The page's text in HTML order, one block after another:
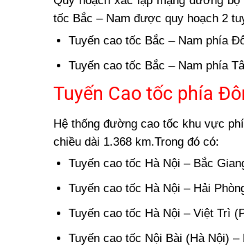
tốc Bắc – Nam được quy hoạch 2
Tuyến cao tốc Bắc – Nam phía
Tuyến cao tốc Bắc – Nam phía
Tuyến Cao tốc phía
Hệ thống đường cao tốc khu vực
chiều dài 1.368 km.Trong đó có:
Tuyến cao tốc Hà Nội – Bắc
Tuyến cao tốc Hà Nội – Hải
Tuyến cao tốc Hà Nội – Việt Trì
Tuyến cao tốc Nội Bài (Hà Nội)